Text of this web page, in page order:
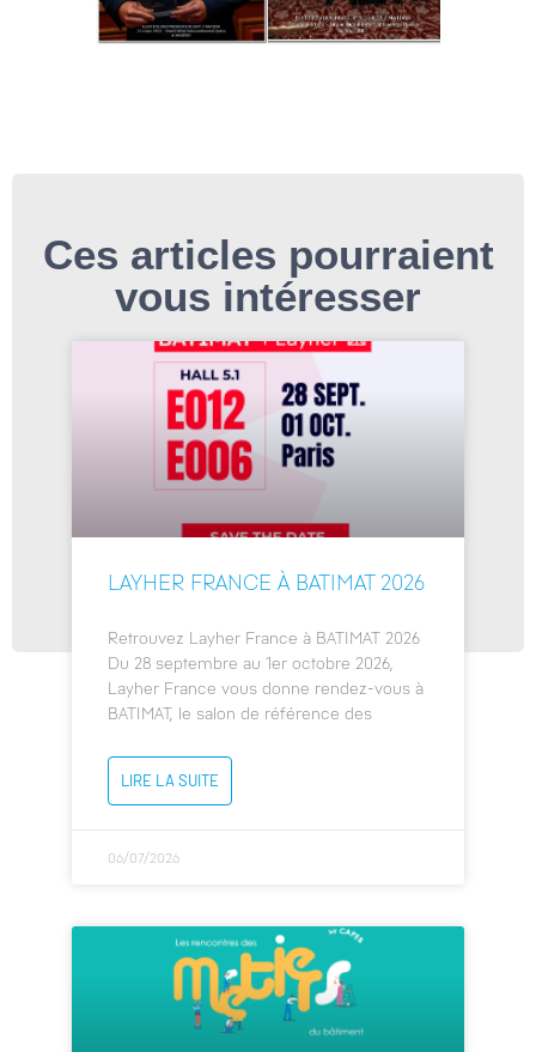
Ces articles pourraient
vous intéresser
LAYHER FRANCE À BATIMAT 2026
Retrouvez Layher France à BATIMAT 2026
Du 28 septembre au 1er octobre 2026,
Layher France vous donne rendez-vous à
BATIMAT, le salon de référence des
LIRE LA SUITE
06/07/2026